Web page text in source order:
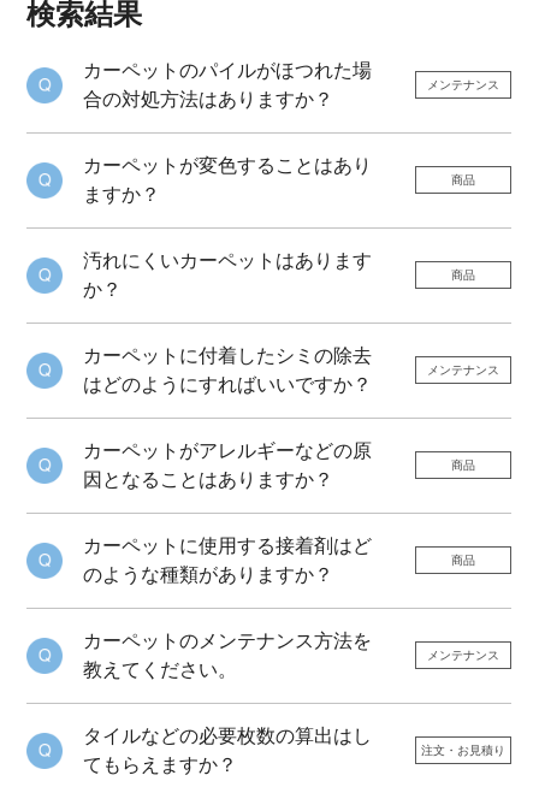
検索結果
カーペットのパイルがほつれた場
合の対処方法はありますか？
メンテナンス
カーペットが変色することはあり
ますか？
商品
汚れにくいカーペットはあります
か？
商品
カーペットに付着したシミの除去
はどのようにすればいいですか？
メンテナンス
カーペットがアレルギーなどの原
因となることはありますか？
商品
カーペットに使用する接着剤はど
のような種類がありますか？
商品
カーペットのメンテナンス方法を
教えてください。
メンテナンス
タイルなどの必要枚数の算出はし
てもらえますか？
注文・お見積り